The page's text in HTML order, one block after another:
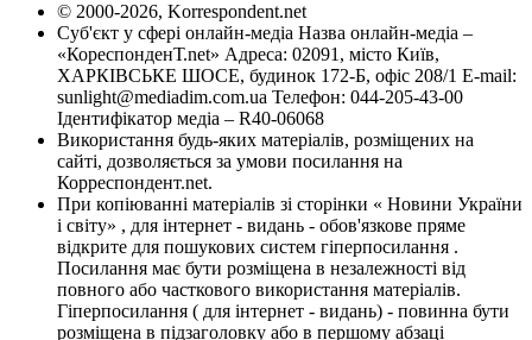
© 2000-2026, Korrespondent.net
Суб'єкт у сфері онлайн-медіа Назва онлайн-медіа –
«КореспонденТ.net» Адреса: 02091, місто Київ,
ХАРКІВСЬКЕ ШОСЕ, будинок 172-Б, офіс 208/1 E-mail:
sunlight@mediadim.com.ua Телефон: 044-205-43-00
Ідентифікатор медіа – R40-06068
Використання будь-яких матеріалів, розміщених на
сайті, дозволяється за умови посилання на
Корреспондент.net.
При копіюванні матеріалів зі сторінки « Новини України
і світу» , для інтернет - видань - обов'язкове пряме
відкрите для пошукових систем гіперпосилання .
Посилання має бути розміщена в незалежності від
повного або часткового використання матеріалів.
Гіперпосилання ( для інтернет - видань) - повинна бути
розміщена в підзаголовку або в першому абзаці